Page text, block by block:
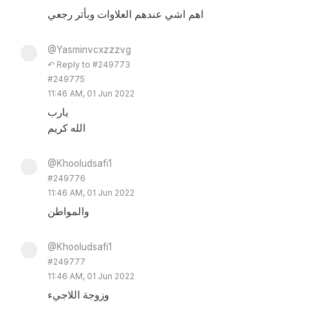
اهم اشي عندهم العلاوات وبأثر رجعي
@Yasminvcxzzzvg
↶ Reply to #249773
#249775
11:46 AM, 01 Jun 2022
يارب
الله كريم
@Khooludsafi1
#249776
11:46 AM, 01 Jun 2022
والمواطن
@Khooludsafi1
#249777
11:46 AM, 01 Jun 2022
وزوجة اللاجيء